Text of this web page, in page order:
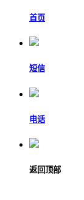
首页
短信
电话
返回顶部